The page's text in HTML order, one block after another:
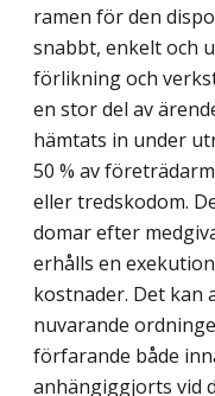
ramen för den
snabbt, enkelt och
förlikning och
en stor del av
hämtats in under
50 % av
eller tredskodom.
domar efter
erhålls en
kostnader. Det kan
nuvarande
förfarande både
anhängiggjorts vid